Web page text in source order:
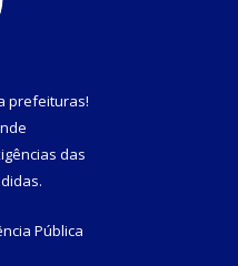
prefeituras!
das
Pública